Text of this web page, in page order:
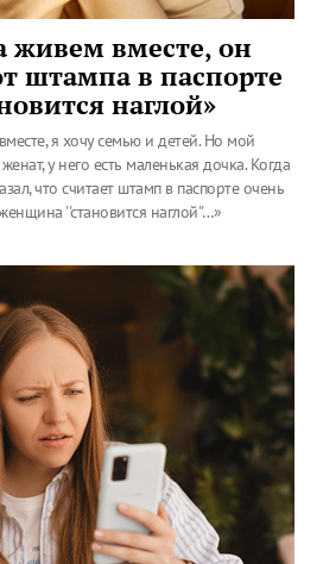
живем вместе, он
штампа в паспорте
наглой»
я хочу семью и детей. Но мой
у него есть маленькая дочка. Когда
что считает штамп в паспорте очень
''становится наглой''…»